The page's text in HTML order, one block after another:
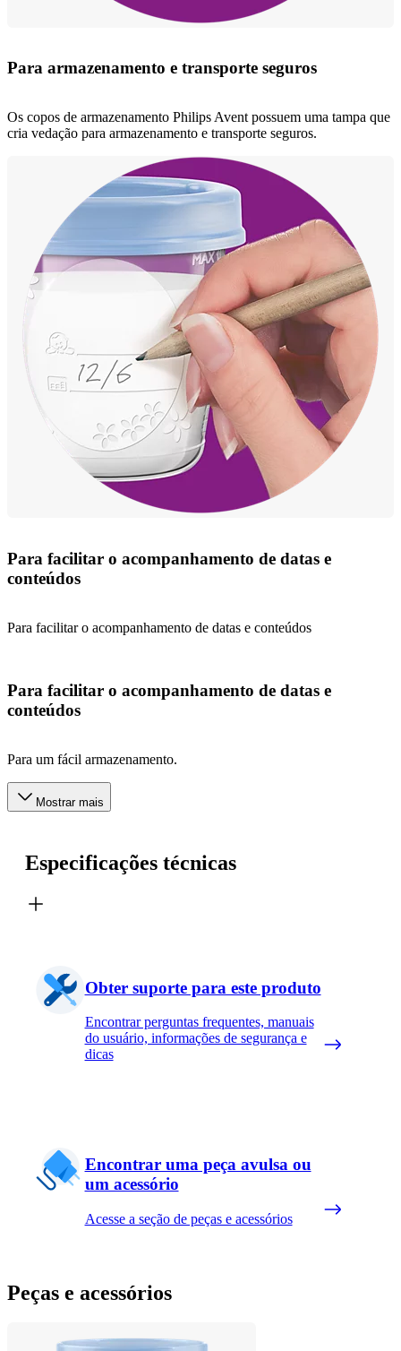
Para armazenamento e transporte seguros
Os copos de armazenamento Philips Avent possuem uma tampa que
cria vedação para armazenamento e transporte seguros.
Para facilitar o acompanhamento de datas e
conteúdos
Para facilitar o acompanhamento de datas e conteúdos
Para facilitar o acompanhamento de datas e
conteúdos
Para um fácil armazenamento.
Mostrar mais
Especificações técnicas
Obter suporte para este produto
Encontrar perguntas frequentes, manuais
do usuário, informações de segurança e
dicas
Encontrar uma peça avulsa ou
um acessório
Acesse a seção de peças e acessórios
Peças e acessórios